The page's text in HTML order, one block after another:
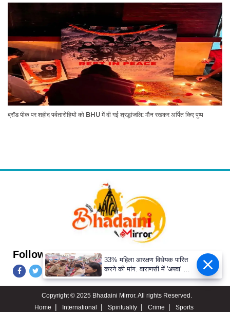
ब्रॉड पीक पर शहीद पर्वतारोहियों को BHU में दी गई श्रद्धांजलि: मौन रखकर अर्पित किए पुष्प
Follow Us
Copyright © 2025 Bhadaini Mirror. All rights Reserved.
Home
International Spirituality Crime Sports
33% महिला आरक्षण विधेयक पारित
करने की मांग: वाराणसी में 'अपवा' का
जोरदार प्रदर्शन